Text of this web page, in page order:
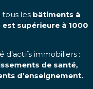
tous les bâtiments à
supérieure à 1000
d’actifs immobiliers :
de santé,
d’enseignement.